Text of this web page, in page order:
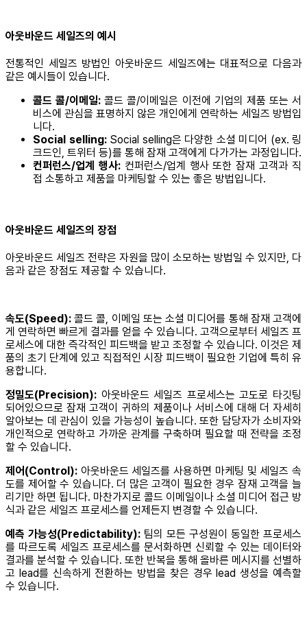
아웃바운드 세일즈의 예시
전통적인 세일즈 방법인 아웃바운드 세일즈에는 대표적으로 다음과
같은 예시들이 있습니다.
콜드 콜/이메일: 콜드 콜/이메일은 이전에 기업의 제품 또는 서
비스에 관심을 표명하지 않은 개인에게 연락하는 세일즈 방법입
니다.
Social selling:Social selling은 다양한 소셜 미디어 (ex. 링
크드인, 트위터 등)를 통해 잠재 고객에게 다가가는 과정입니다.
컨퍼런스/업계 행사:컨퍼런스/업계 행사 또한 잠재 고객과 직
접 소통하고 제품을 마케팅할 수 있는 좋은 방법입니다.
아웃바운드 세일즈의 장점
아웃바운드 세일즈 전략은 자원을 많이 소모하는 방법일 수 있지만, 다
음과 같은 장점도 제공할 수 있습니다.
속도(Speed): 콜드 콜, 이메일 또는 소셜 미디어를 통해 잠재 고객에
게 연락하면 빠르게 결과를 얻을 수 있습니다. 고객으로부터 세일즈 프
로세스에 대한 즉각적인 피드백을 받고 조정할 수 있습니다. 이것은 제
품의 초기 단계에 있고 직접적인 시장 피드백이 필요한 기업에 특히 유
용합니다.
정밀도(Precision): 아웃바운드 세일즈 프로세스는 고도로 타깃팅
되어있으므로 잠재 고객이 귀하의 제품이나 서비스에 대해 더 자세히
알아보는 데 관심이 있을 가능성이 높습니다. 또한 담당자가 소비자와
개인적으로 연락하고 가까운 관계를 구축하며 필요할 때 전략을 조정
할 수 있습니다.
제어(Control): 아웃바운드 세일즈를 사용하면 마케팅 및 세일즈 속
도를 제어할 수 있습니다. 더 많은 고객이 필요한 경우 잠재 고객을 늘
리기만 하면 됩니다. 마찬가지로 콜드 이메일이나 소셜 미디어 접근 방
식과 같은 세일즈 프로세스를 언제든지 변경할 수 있습니다.
예측 가능성(Predictability): 팀의 모든 구성원이 동일한 프로세스
를 따르도록 세일즈 프로세스를 문서화하면 신뢰할 수 있는 데이터와
결과를 분석할 수 있습니다. 또한 반복을 통해 올바른 메시지를 선별하
고 lead를 신속하게 전환하는 방법을 찾은 경우 lead 생성을 예측할
수 있습니다.